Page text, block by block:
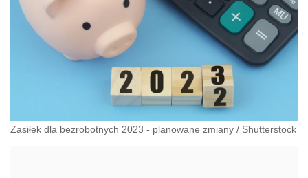
Zasiłek dla bezrobotnych 2023 - planowane zmiany / Shutterstock